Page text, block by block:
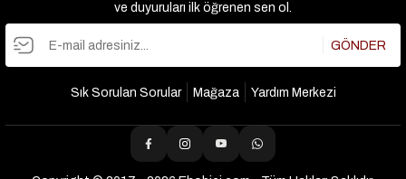
ve duyuruları ilk öğrenen sen ol.
GÖNDER
Sık Sorulan Sorular Mağaza Yardım Merkezi